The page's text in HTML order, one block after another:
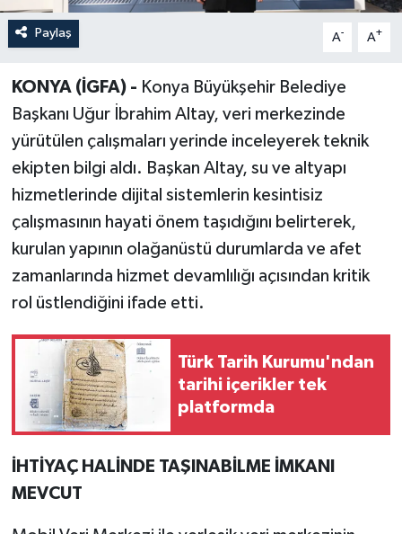
Paylaş A- A+
KONYA (İGFA) - Konya Büyükşehir Belediye
Başkanı Uğur İbrahim Altay, veri merkezinde
yürütülen çalışmaları yerinde inceleyerek teknik
ekipten bilgi aldı. Başkan Altay, su ve altyapı
hizmetlerinde dijital sistemlerin kesintisiz
çalışmasının hayati önem taşıdığını belirterek,
kurulan yapının olağanüstü durumlarda ve afet
zamanlarında hizmet devamlılığı açısından kritik
rol üstlendiğini ifade etti.
Türk Tarih Kurumu'ndan
tarihi içerikler tek
platformda
İHTİYAÇ HALİNDE TAŞINABİLME İMKANI
MEVCUT